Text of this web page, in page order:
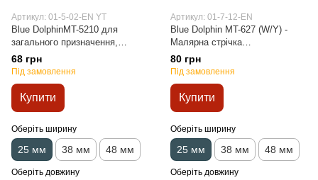
Артикул: 01-5-02-EN YT
Blue DolphinMT-5210 для
загального призначення,
інтер'єрна, 25мм х 50м, жовта
68 грн
Під замовлення
Купити
Оберіть ширину
25 мм 38 мм 48 мм
Оберіть довжину
Артикул: 01-7-12-EN
Blue Dolphin MT-627 (W/Y) -
Малярна стрічка
багатофункціональна Біла/
жовта, 25мм х 50м
80 грн
Під замовлення
Купити
Оберіть ширину
25 мм 38 мм 48 мм
Оберіть довжину